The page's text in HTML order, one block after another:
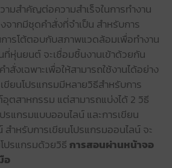
ามสำคัญต่อความสำเร็จในการทำงาน
จากมีชุดคำสั่งที่จำเป็น สำหรับการ
ารโต้ตอบกับสภาพแวดล้อมเพื่อทำงาน
ที่หุ่นยนต์ จะเชื่อมชิ้นงานเข้าด้วยกัน
งเฉพาะเพื่อให้สามารถใช้งานได้อย่าง
ยนโปรแกรมมีหลายวิธีสำหรับการ
ตสาหกรรม แต่สามารถแบ่งได้ 2 วิธี
รแกรมแบบออนไลน์ และการเขียน
ำหรับการเขียนโปรแกรมออนไลน์ จะ
ปรแกรมด้วยวิธี การสอนผ่านหน้าจอ
อ